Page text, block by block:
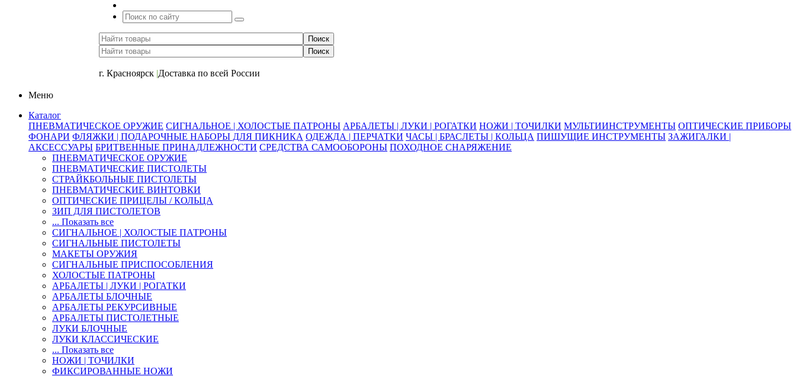
г. Красноярск |Доставка по всей России
Меню
Каталог
ПНЕВМАТИЧЕСКОЕ ОРУЖИЕ СИГНАЛЬНОЕ | ХОЛОСТЫЕ ПАТРОНЫ АРБАЛЕТЫ | ЛУКИ | РОГАТКИ НОЖИ | ТОЧИЛКИ МУЛЬТИИНСТРУМЕНТЫ ОПТИЧЕСКИЕ ПРИБОРЫ
ФОНАРИ ФЛЯЖКИ | ПОДАРОЧНЫЕ НАБОРЫ ДЛЯ ПИКНИКА ОДЕЖДА | ПЕРЧАТКИ ЧАСЫ | БРАСЛЕТЫ | КОЛЬЦА ПИШУЩИЕ ИНСТРУМЕНТЫ ЗАЖИГАЛКИ |
АКСЕССУАРЫ БРИТВЕННЫЕ ПРИНАДЛЕЖНОСТИ СРЕДСТВА САМООБОРОНЫ ПОХОДНОЕ СНАРЯЖЕНИЕ
ПНЕВМАТИЧЕСКОЕ ОРУЖИЕ
ПНЕВМАТИЧЕСКИЕ ПИСТОЛЕТЫ
СТРАЙКБОЛЬНЫЕ ПИСТОЛЕТЫ
ПНЕВМАТИЧЕСКИЕ ВИНТОВКИ
ОПТИЧЕСКИЕ ПРИЦЕЛЫ / КОЛЬЦА
ЗИП ДЛЯ ПИСТОЛЕТОВ
... Показать все
СИГНАЛЬНОЕ | ХОЛОСТЫЕ ПАТРОНЫ
СИГНАЛЬНЫЕ ПИСТОЛЕТЫ
МАКЕТЫ ОРУЖИЯ
СИГНАЛЬНЫЕ ПРИСПОСОБЛЕНИЯ
ХОЛОСТЫЕ ПАТРОНЫ
АРБАЛЕТЫ | ЛУКИ | РОГАТКИ
АРБАЛЕТЫ БЛОЧНЫЕ
АРБАЛЕТЫ РЕКУРСИВНЫЕ
АРБАЛЕТЫ ПИСТОЛЕТНЫЕ
ЛУКИ БЛОЧНЫЕ
ЛУКИ КЛАССИЧЕСКИЕ
... Показать все
НОЖИ | ТОЧИЛКИ
ФИКСИРОВАННЫЕ НОЖИ